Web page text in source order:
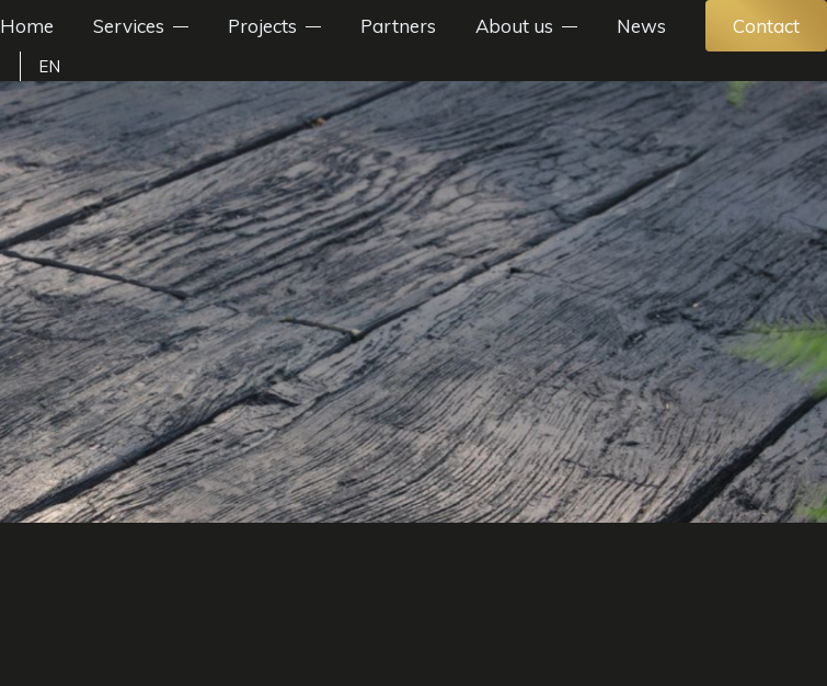
Home Services Projects Partners About us News Contact
EN